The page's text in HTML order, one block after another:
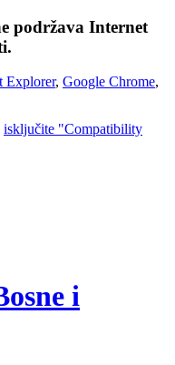
podržava Internet
Explorer, Google Chrome,
isključite "Compatibility
i